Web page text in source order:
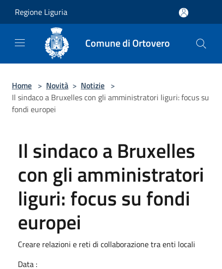
Regione Liguria
Comune di Ortovero
Home > Novità > Notizie >
Il sindaco a Bruxelles con gli amministratori liguri: focus su
fondi europei
Il sindaco a Bruxelles
con gli amministratori
liguri: focus su fondi
europei
Creare relazioni e reti di collaborazione tra enti locali
Data :